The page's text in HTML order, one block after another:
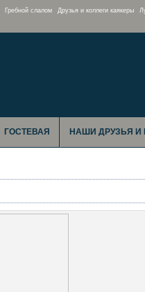
Гребной слалом Друзья и коллеги каякеры
ГОСТЕВАЯ НАШИ ДРУЗЬЯ И